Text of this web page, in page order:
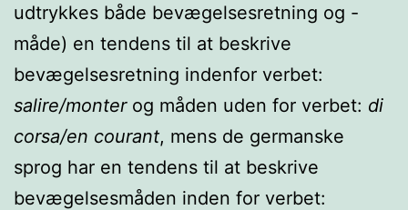
udtrykkes både bevægelsesretning og -
måde) en tendens til at beskrive
bevægelsesretning indenfor verbet:
salire/monterog måden uden for verbet: di
corsa/en courant, mens de germanske
sprog har en tendens til at beskrive
bevægelsesmåden inden for verbet: